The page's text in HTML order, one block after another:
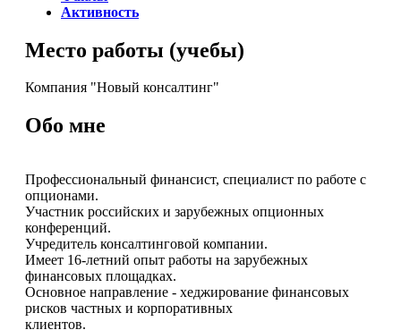
Активность
Место работы (учебы)
Компания "Новый консалтинг"
Обо мне
Профессиональный финансист, специалист по работе с
опционами.
Участник российских и зарубежных опционных
конференций.
Учредитель консалтинговой компании.
Имеет 16-летний опыт работы на зарубежных
финансовых площадках.
Основное направление - хеджирование финансовых
рисков частных и корпоративных
клиентов.